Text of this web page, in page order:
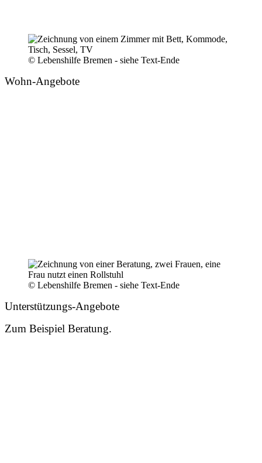
© Lebenshilfe Bremen - siehe Text-Ende
Wohn-Angebote
© Lebenshilfe Bremen - siehe Text-Ende
Unterstützungs-Angebote
Zum Beispiel Beratung.